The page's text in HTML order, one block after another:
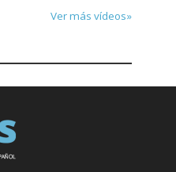
Ver más vídeos»